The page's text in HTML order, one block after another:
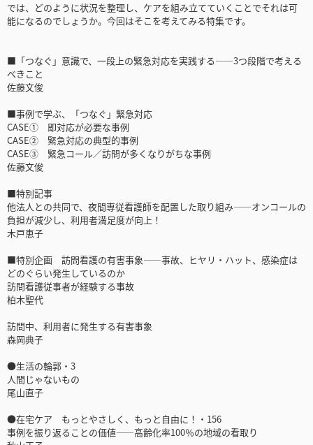
では、どのように状況を整理し、ケアを組み立てていくことでそれは可
能になるのでしょうか。今回はそこを考えてみる特集です。
■「つなぐ」意識で、一段上の緊急対応を実践する――3つ段階で考える
べきこと
佐藤文俊
■事例で学ぶ、「つなぐ」緊急対応
CASE① 即対応が必要な事例
CASE② 緊急対応の典型的事例
CASE③ 緊急コール／訪問が多くなりがちな事例
佐藤文俊
■特別記事
他法人との共同で、夜間専従看護師を配置した取り組み――オンコールの
負担が減少し、利用者満足度が向上！
木戸恵子
■特別企画 訪問看護の有害事象――事故、ヒヤリ・ハット、感染症は
どのぐらい発生しているのか
訪問看護従事者が経験する事故
柏木聖代
訪問中、利用者に発生する有害事象
森岡典子
●生活の輪郭・3
人間じゃないもの
尾山直子
●在宅ケア もっとやさしく、もっと自由に！・156
事例を振り返ることの価値――高齢化率100％の地域の看取り